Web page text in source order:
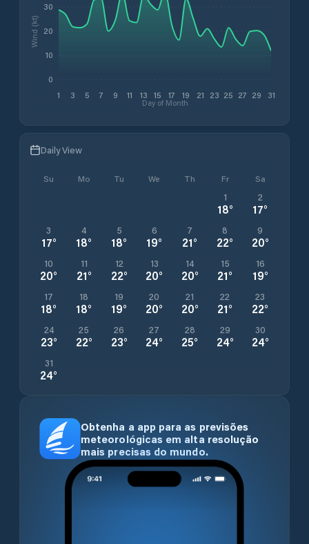
1 3 5 7 9 11 13 15 17 19 21 23 25 27 29 31
Day of Month
0
10
20
30
Wind (kt)
Daily View
Su Mo Tu We Th Fr Sa
1
18°
2
17°
3
17°
4
18°
5
18°
6
19°
7
21°
8
22°
9
20°
10
20°
11
21°
12
22°
13
20°
14
20°
15
21°
16
19°
17
18°
18
18°
19
19°
20
20°
21
20°
22
21°
23
22°
24
23°
25
22°
26
23°
27
24°
28
25°
29
24°
30
24°
31
24°
Obtenha a app para as previsões
meteorológicas em alta resolução
mais precisas do mundo.